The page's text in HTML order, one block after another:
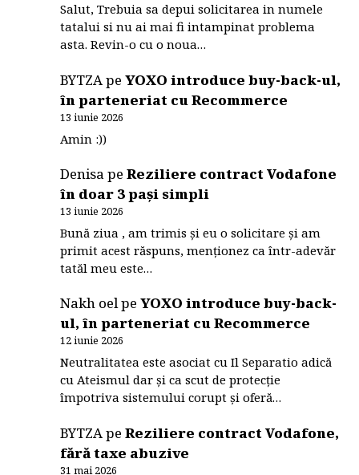
Salut, Trebuia sa depui solicitarea in numele
tatalui si nu ai mai fi intampinat problema
asta. Revin-o cu o noua…
BYTZApeYOXO introduce buy-back-ul,
în parteneriat cu Recommerce
13 iunie 2026
Amin :))
DenisapeReziliere contract Vodafone
în doar 3 pași simpli
13 iunie 2026
Bună ziua , am trimis și eu o solicitare și am
primit acest răspuns, menționez ca într-adevăr
tatăl meu este…
Nakh oelpeYOXO introduce buy-back-
ul, în parteneriat cu Recommerce
12 iunie 2026
Neutralitatea este asociat cu Il Separatio adică
cu Ateismul dar și ca scut de protecție
împotriva sistemului corupt și oferă…
BYTZApeReziliere contract Vodafone,
fără taxe abuzive
31 mai 2026